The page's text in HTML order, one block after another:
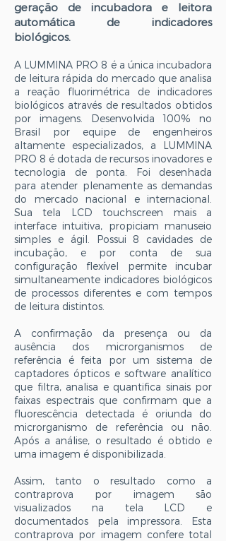
geração de incubadora e leitora
automática de indicadores
biológicos.
A LUMMINA PRO 8 é a única incubadora
de leitura rápida do mercado que analisa
a reação fluorimétrica de indicadores
biológicos através de resultados obtidos
por imagens. Desenvolvida 100% no
Brasil por equipe de engenheiros
altamente especializados, a LUMMINA
PRO 8 é dotada de recursos inovadores e
tecnologia de ponta. Foi desenhada
para atender plenamente as demandas
do mercado nacional e internacional.
Sua tela LCD touchscreen mais a
interface intuitiva, propiciam manuseio
simples e ágil. Possui 8 cavidades de
incubação, e por conta de sua
configuração flexível permite incubar
simultaneamente indicadores biológicos
de processos diferentes e com tempos
de leitura distintos.
A confirmação da presença ou da
ausência dos microrganismos de
referência é feita por um sistema de
captadores ópticos e software analítico
que filtra, analisa e quantifica sinais por
faixas espectrais que confirmam que a
fluorescência detectada é oriunda do
microrganismo de referência ou não.
Após a análise, o resultado é obtido e
uma imagem é disponibilizada.
Assim, tanto o resultado como a
contraprova por imagem são
visualizados na tela LCD e
documentados pela impressora. Esta
contraprova por imagem confere total